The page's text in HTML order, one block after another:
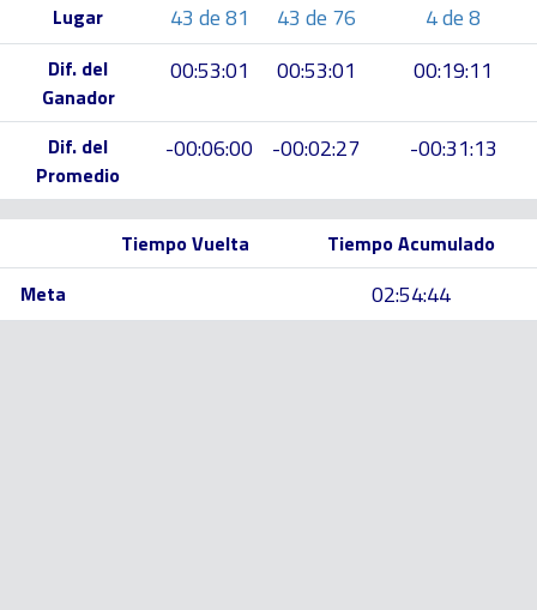
Lugar
43 de 81 43 de 76 4 de 8
Dif. del
Ganador
00:53:01 00:53:01 00:19:11
Dif. del
Promedio
-00:06:00 -00:02:27 -00:31:13
Tiempo Vuelta
Tiempo Acumulado
Meta
02:54:44